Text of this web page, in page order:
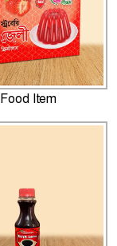
Food Item